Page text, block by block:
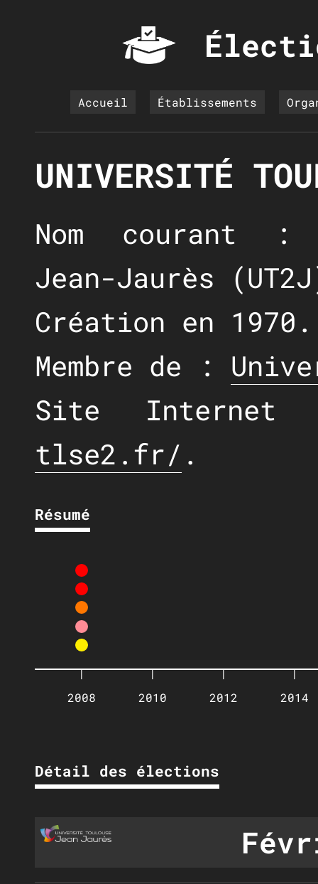
Accueil Établissements
UNIVERSITÉ
Nom courant :
Jean-Jaurès
Création en
Membre de :
Site
tlse2.fr/ .
Résumé
|
2008
|
2010
|
2012
|
2014
Détail des élections